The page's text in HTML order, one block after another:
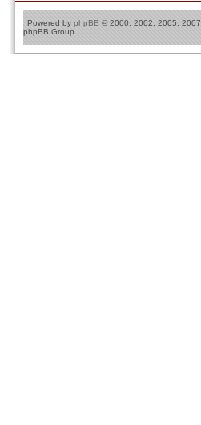
Powered by phpBB © 2000, 2002, 2005, 2007
phpBB Group